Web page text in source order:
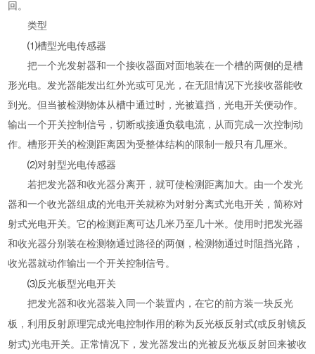
回。
类型
⑴槽型光电传感器
把一个光发射器和一个接收器面对面地装在一个槽的两侧的是槽
形光电。发光器能发出红外光或可见光，在无阻情况下光接收器能收
到光。但当被检测物体从槽中通过时，光被遮挡，光电开关便动作。
输出一个开关控制信号，切断或接通负载电流，从而完成一次控制动
作。槽形开关的检测距离因为受整体结构的限制一般只有几厘米。
⑵对射型光电传感器
若把发光器和收光器分离开，就可使检测距离加大。由一个发光
器和一个收光器组成的光电开关就称为对射分离式光电开关，简称对
射式光电开关。它的检测距离可达几米乃至几十米。使用时把发光器
和收光器分别装在检测物通过路径的两侧，检测物通过时阻挡光路，
收光器就动作输出一个开关控制信号。
⑶反光板型光电开关
把发光器和收光器装入同一个装置内，在它的前方装一块反光
板，利用反射原理完成光电控制作用的称为反光板反射式(或反射镜反
射式)光电开关。正常情况下，发光器发出的光被反光板反射回来被收